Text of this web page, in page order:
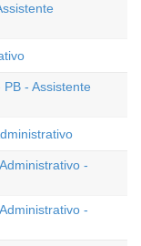
- Assistente
-
-